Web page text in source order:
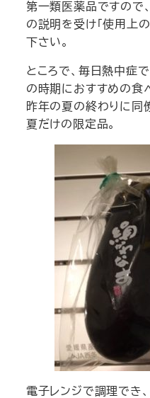
第一類医薬品ですので
の説明を受け「使用上
下さい。
ところで、毎日熱中症
の時期におすすめの食
昨年の夏の終わりに同
夏だけの限定品。
電子レンジで調理でき